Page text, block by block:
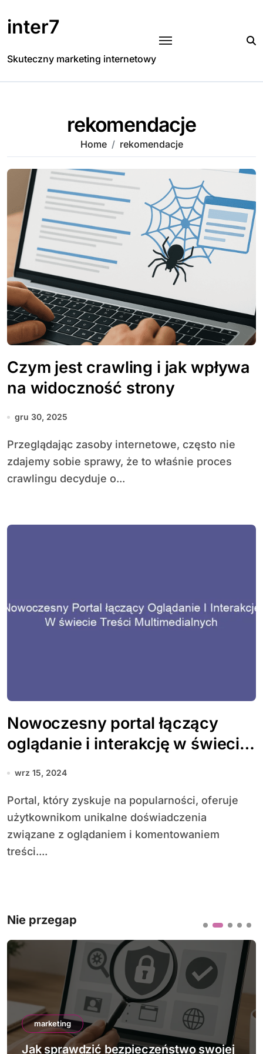
to
content
inter7
Skuteczny marketing internetowy
rekomendacje
Home rekomendacje
Czym jest crawling i jak wpływa
na widoczność strony
gru 30, 2025
Przeglądając zasoby internetowe, często nie
zdajemy sobie sprawy, że to właśnie proces
crawlingu decyduje o...
Nowoczesny portal łączący
oglądanie i interakcję w świecie
treści multimedialnych
wrz 15, 2024
Portal, który zyskuje na popularności, oferuje
użytkownikom unikalne doświadczenia
związane z oglądaniem i komentowaniem
treści....
Nie przegap
marketing
Jak sprawdzić bezpieczeństwo swojej